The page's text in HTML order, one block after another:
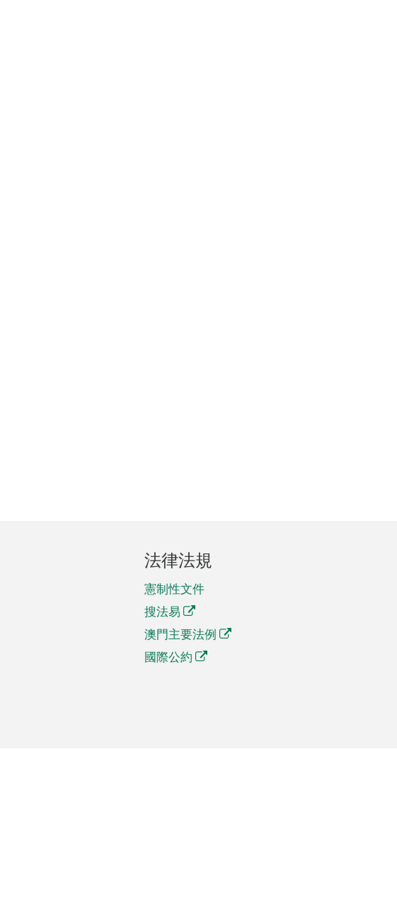
法律法規
憲制性文件
搜法易
澳門主要法例
國際公約